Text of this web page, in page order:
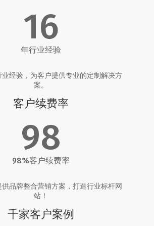
16
年行业经验
业经验，为客户提供专业的定制解决方
案。
客户续费率
98
98%客户续费率
品牌整合营销方案，打造行业标杆网
站！
千家客户案例